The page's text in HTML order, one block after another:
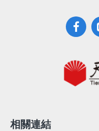
相關連結